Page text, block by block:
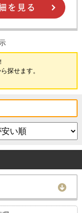
探せます。